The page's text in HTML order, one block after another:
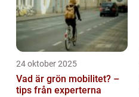
24 oktober 2025
Vad är grön mobilitet? –
tips från experterna